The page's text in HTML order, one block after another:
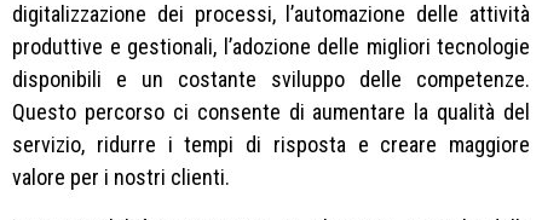
digitalizzazione dei processi, l’automazione delle attività
produttive e gestionali, l’adozione delle migliori tecnologie
disponibili e un costante sviluppo delle competenze.
Questo percorso ci consente di aumentare la qualità del
servizio, ridurre i tempi di risposta e creare maggiore
valore per i nostri clienti.